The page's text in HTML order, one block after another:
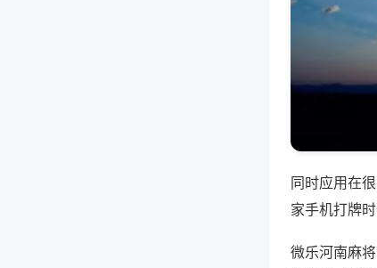
同时应用在
家手机打牌
微乐河南麻